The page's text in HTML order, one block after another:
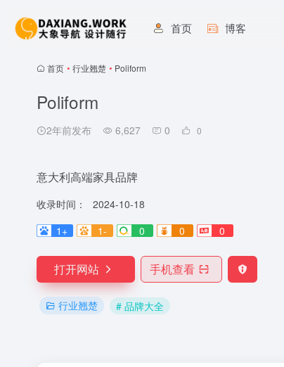
首页 博客
首页 • 行业翘楚 • Poliform
Poliform
2年前发布 6,627 0 0
意大利高端家具品牌
收录时间：
2024-10-18
1+
1- 0 0 0
打开网站 手机查看
行业翘楚 # 品牌大全